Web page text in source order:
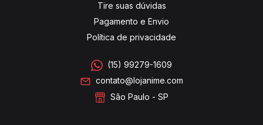
Tire suas dúvidas
Pagamento e Envio
Política de privacidade
(15) 99279-1609
contato@lojanime.com
São Paulo - SP